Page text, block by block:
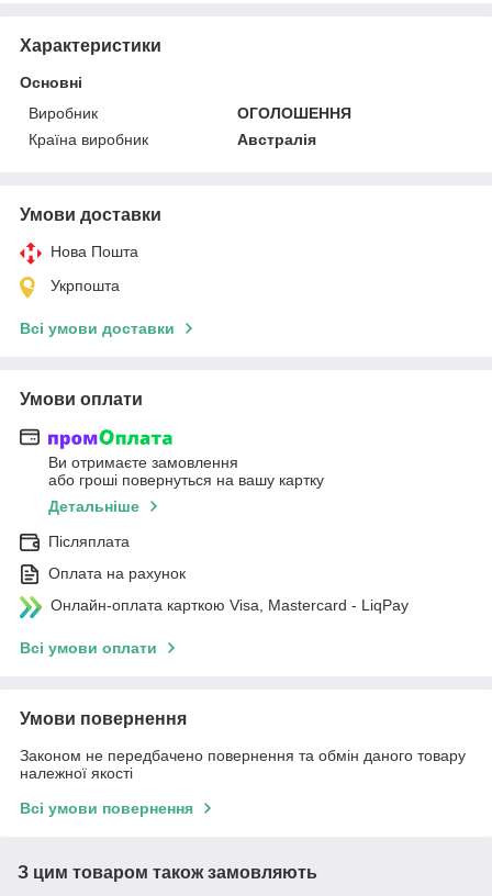
Характеристики
Основні
Виробник
ОГОЛОШЕННЯ
Країна виробник
Австралія
Умови доставки
Нова Пошта
Укрпошта
Всі умови доставки
Умови оплати
Ви отримаєте замовлення
або гроші повернуться на вашу картку
Детальніше
Післяплата
Оплата на рахунок
Онлайн-оплата карткою Visa, Mastercard - LiqPay
Всі умови оплати
Умови повернення
Законом не передбачено повернення та обмін даного товару
належної якості
Всі умови повернення
З цим товаром також замовляють